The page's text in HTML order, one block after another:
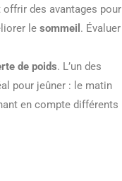
des avantages pour
le sommeil . Évaluer
de poids. L’un des
pour jeûner : le matin
en compte différents